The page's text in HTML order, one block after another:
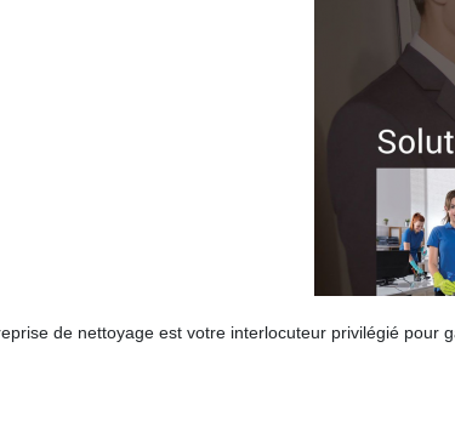
de nettoyage est votre interlocuteur privilégié pour